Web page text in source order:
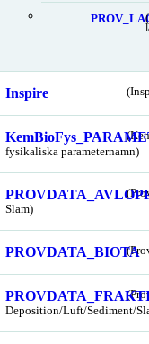
Inspire
fysikaliska parameternamn)
Slam)
PROVDATA_BIOTA
Deposition/Luft/Sediment/